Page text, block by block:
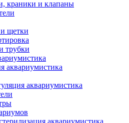
краники и клапаны
щетки
трубки
аквариумистика
аквариумистика
аквариумистика